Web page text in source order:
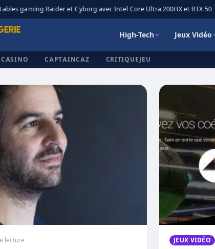
gaming Raider et Cyborg avec Intel Core Ultra 200HX et RTX 50
High-Tech Jeux Vidéo
CAPTAINCAZ CRITIQUEJEU
✕
lecture JEUX VIDÉO